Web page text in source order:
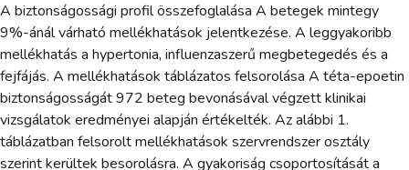
A biztonságossági profil összefoglalása A betegek mintegy
9%-ánál várható mellékhatások jelentkezése. A leggyakoribb
mellékhatás a hypertonia, influenzaszerű megbetegedés és a
fejfájás. A mellékhatások táblázatos felsorolása A téta-epoetin
biztonságosságát 972 beteg bevonásával végzett klinikai
vizsgálatok eredményei alapján értékelték. Az alábbi 1.
táblázatban felsorolt mellékhatások szervrendszer osztály
szerint kerültek besorolásra. A gyakoriság csoportosítását a